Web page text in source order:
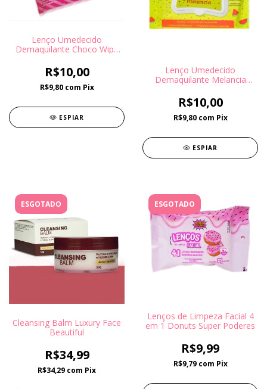
Lenço Umedecido
Demaquilante Choco Wipe
R$10,00
R$9,80 com Pix
ESPIAR
Lenço Umedecido
Demaquilante Melancia
R$10,00
R$9,80 com Pix
ESPIAR
ESGOTADO
Cleansing Balm Luxury Face
Beautiful
R$34,99
R$34,29 com Pix
ESGOTADO
Lenços de Limpeza Facial 4
em 1 Donuts Super Poderes
R$9,99
R$9,79 com Pix